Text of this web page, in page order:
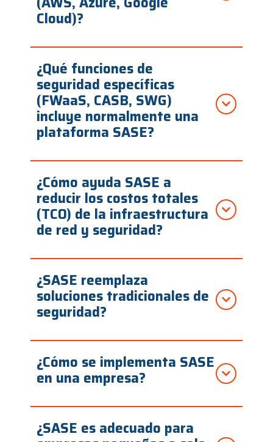
Cloud)?
¿Qué funciones de
seguridad específicas
(FWaaS, CASB, SWG)
incluye normalmente una
plataforma SASE?
¿Cómo ayuda SASE a
reducir los costos totales
(TCO) de la infraestructura
de red y seguridad?
¿SASE reemplaza
soluciones tradicionales de
seguridad?
¿Cómo se implementa SASE
en una empresa?
¿SASE es adecuado para